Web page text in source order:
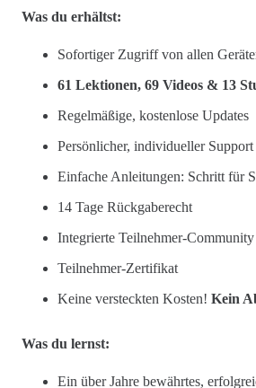
Was du erhältst:
Sofortiger Zugriff von allen
61 Lektionen, 69 Videos & 13
Regelmäßige, kostenlose Updates
Persönlicher, individueller Support
Einfache Anleitungen: Schritt für
14 Tage Rückgaberecht
Integrierte Teilnehmer-Community
Teilnehmer-Zertifikat
Keine versteckten Kosten! Kein
Was du lernst:
Ein über Jahre bewährtes,